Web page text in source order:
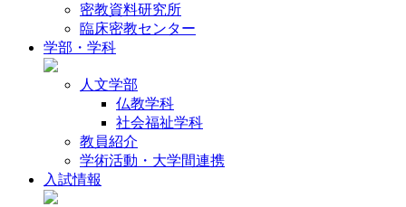
密教資料研究所
臨床密教センター
学部・学科
人文学部
仏教学科
社会福祉学科
教員紹介
学術活動・大学間連携
入試情報